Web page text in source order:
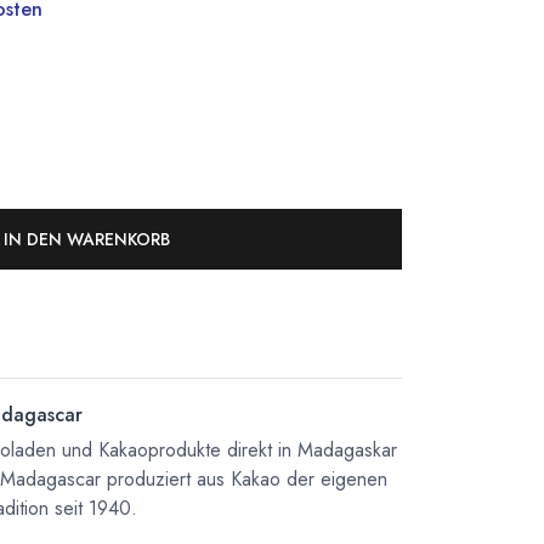
IN DEN WARENKORB
und Kakaoprodukte direkt in Madagaskar
produziert aus Kakao der eigenen
seit 1940.